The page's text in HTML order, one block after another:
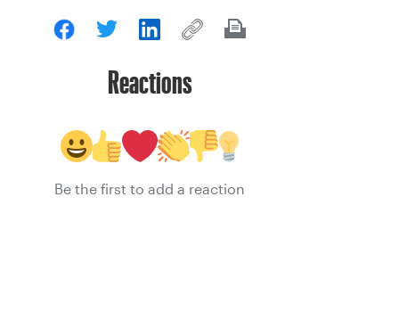
Reactions
Be the first to add a reaction